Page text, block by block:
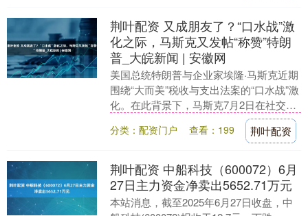
荆叶配资 又成朋友了？“口水战”激
化之际，马斯克又发帖“称赞”特朗
普_大皖新闻 | 安徽网
美国总统特朗普与企业家埃隆·马斯克近期
围绕“大而美”税收与支出法案的“口水战”激
化。在此背景下，马斯克7月2日在社交平
台X上发帖，“称赞”特朗普在解决地区冲突
中....
分类：配资门户 查看：199 荆叶配资
荆叶配资 中船科技（600072）6月
27日主力资金净卖出5652.71万元
本站消息，截至2025年6月27日收盘，中